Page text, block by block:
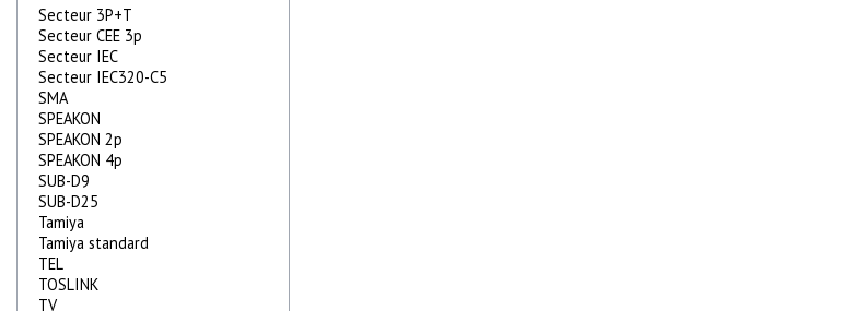
Secteur 3P+T
Secteur CEE 3p
Secteur IEC
Secteur IEC320-C5
SMA
SPEAKON
SPEAKON 2p
SPEAKON 4p
SUB-D9
SUB-D25
Tamiya
Tamiya standard
TEL
TOSLINK
TV